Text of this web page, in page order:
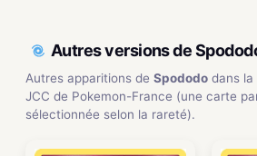
Autres versions de
Autres apparitions de Spododo dans la
JCC de Pokemon-France (une carte
sélectionnée selon la rareté).